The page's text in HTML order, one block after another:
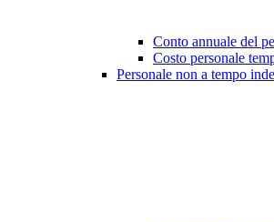
Conto annuale del
Costo personale
Personale non a tempo